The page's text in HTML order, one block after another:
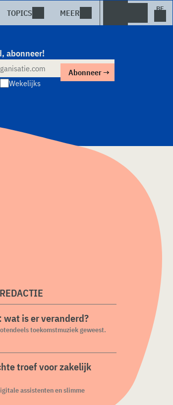
TOPICS MEER
abonneer!
Wekelijks
wat is er veranderd?
toekomstmuziek geweest.
troef voor zakelijk
assistenten en slimme